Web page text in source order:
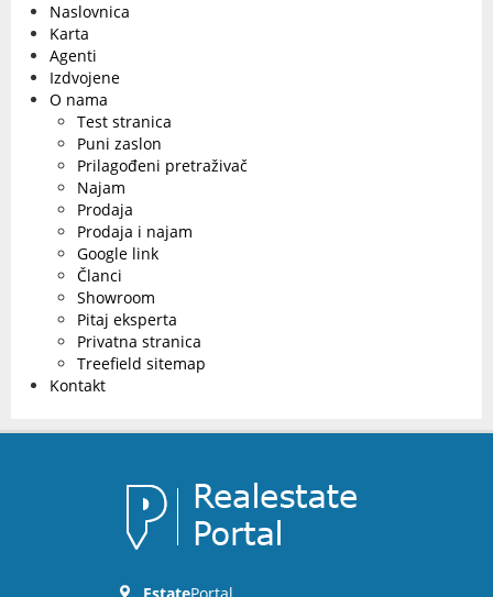
Naslovnica
Karta
Agenti
Izdvojene
O nama
Test stranica
Puni zaslon
Prilagođeni pretraživač
Najam
Prodaja
Prodaja i najam
Google link
Članci
Showroom
Pitaj eksperta
Privatna stranica
Treefield sitemap
Kontakt